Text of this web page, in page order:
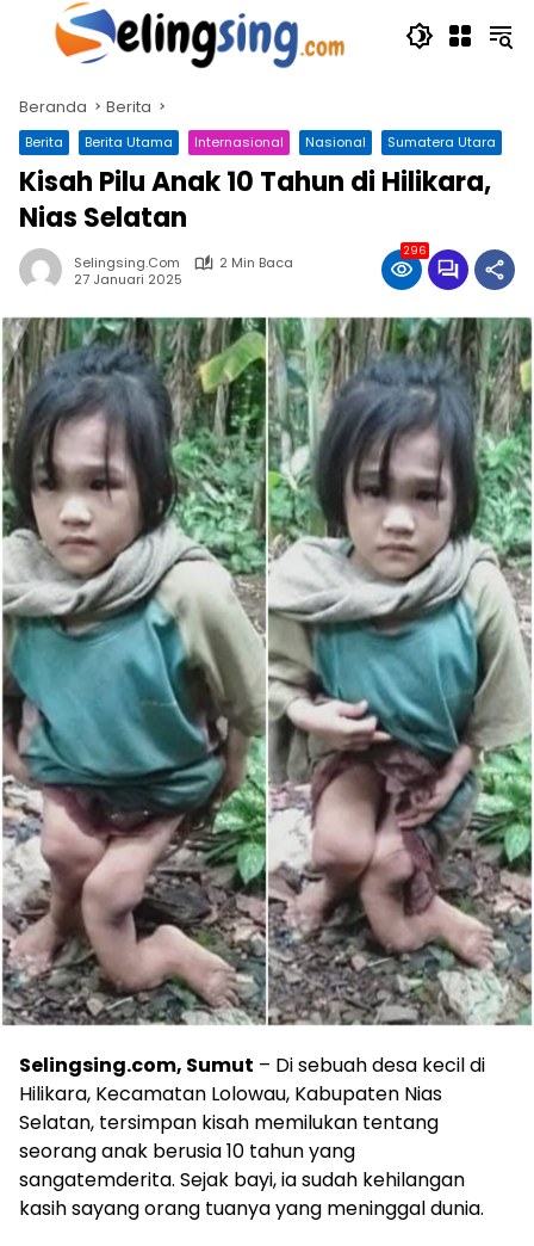
Langsung
Beranda Berita
Berita Berita Utama Internasional Nasional Sumatera Utara
Kisah Pilu Anak 10 Tahun di Hilikara,
Nias Selatan
Selingsing.com
2 Min Baca
27 Januari 2025
296
Selingsing.com, Sumut – Di sebuah desa kecil di
Hilikara, Kecamatan Lolowau, Kabupaten Nias
Selatan, tersimpan kisah memilukan tentang
seorang anak berusia 10 tahun yang
sangatemderita. Sejak bayi, ia sudah kehilangan
kasih sayang orang tuanya yang meninggal dunia.